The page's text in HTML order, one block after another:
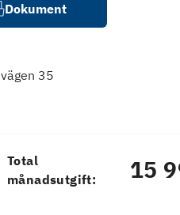
Dokument
35
Total
månadsutgift:
15